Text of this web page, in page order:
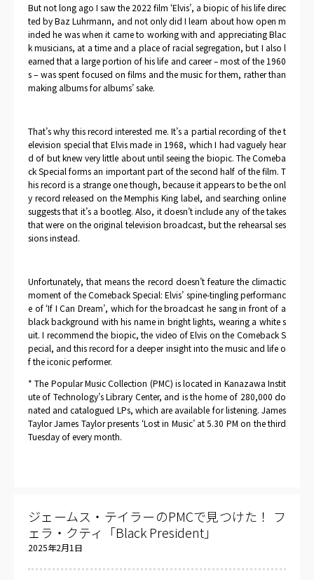
But not long ago I saw the 2022 film ‘Elvis’, a biopic of his life direc
ted by Baz Luhrmann, and not only did I learn about how open m
inded he was when it came to working with and appreciating Blac
k musicians, at a time and a place of racial segregation, but I also l
earned that a large portion of his life and career – most of the 1960
s – was spent focused on films and the music for them, rather than
making albums for albums’ sake.
That’s why this record interested me. It’s a partial recording of the t
elevision special that Elvis made in 1968, which I had vaguely hear
d of but knew very little about until seeing the biopic. The Comeba
ck Special forms an important part of the second half of the film. T
his record is a strange one though, because it appears to be the onl
y record released on the Memphis King label, and searching online
suggests that it’s a bootleg. Also, it doesn’t include any of the takes
that were on the original television broadcast, but the rehearsal ses
sions instead.
Unfortunately, that means the record doesn’t feature the climactic
moment of the Comeback Special: Elvis’ spine-tingling performanc
e of ‘If I Can Dream’, which for the broadcast he sang in front of a
black background with his name in bright lights, wearing a white s
uit. I recommend the biopic, the video of Elvis on the Comeback S
pecial, and this record for a deeper insight into the music and life o
f the iconic performer.
* The Popular Music Collection (PMC) is located in Kanazawa Instit
ute of Technology’s Library Center, and is the home of 280,000 do
nated and catalogued LPs, which are available for listening. James
Taylor James Taylor presents ‘Lost in Music’ at 5.30 PM on the third
Tuesday of every month.
ジェームス・テイラーのPMCで見つけた！ フ
ェラ・クティ「Black President」
2025年2月1日